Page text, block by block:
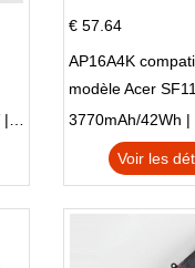
€ 57.64
AP16A4K
modèle Acer
AO1-132 NE132
Voir les